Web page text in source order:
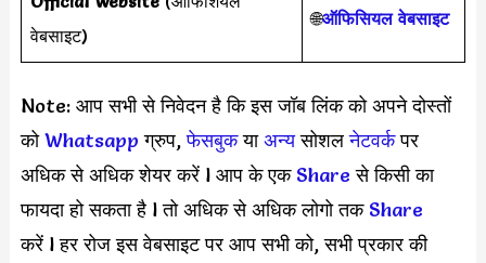
वेबसाइट)
🌐ऑफिसियल वेबसाइट
Note: आप सभी से निवेदन है कि इस जॉब लिंक को अपने दोस्तों
कोWhatsapp ग्रुप,फेसबुकयाअन्यसोशलनेटवर्कपर
अधिक से अधिक शेयर करें l आप के एक Shareसे किसी का
फायदा हो सकता है l तो अधिक से अधिक लोगो तकShare
करें l हर रोज इस वेबसाइट पर आप सभी को, सभी प्रकार की